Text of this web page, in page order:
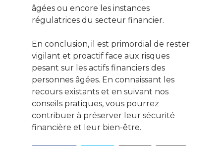
âgées ou encore les instances
régulatrices du secteur financier.
En conclusion, il est primordial de rester
vigilant et proactif face aux risques
pesant sur les actifs financiers des
personnes âgées. En connaissant les
recours existants et en suivant nos
conseils pratiques, vous pourrez
contribuer à préserver leur sécurité
financière et leur bien-être.